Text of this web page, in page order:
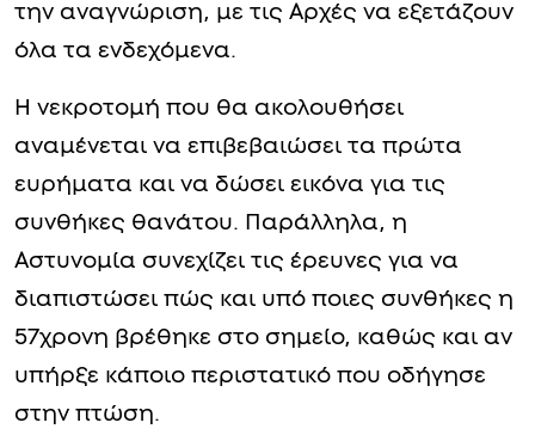
την αναγνώριση, με τις Αρχές να εξετάζουν
όλα τα ενδεχόμενα.
Η νεκροτομή που θα ακολουθήσει
αναμένεται να επιβεβαιώσει τα πρώτα
ευρήματα και να δώσει εικόνα για τις
συνθήκες θανάτου. Παράλληλα, η
Αστυνομία συνεχίζει τις έρευνες για να
διαπιστώσει πώς και υπό ποιες συνθήκες η
57χρονη βρέθηκε στο σημείο, καθώς και αν
υπήρξε κάποιο περιστατικό που οδήγησε
στην πτώση.